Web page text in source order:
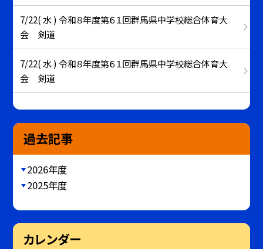
7/22( 水 ) 令和８年度第６１回群馬県中学校総合体育大
会 剣道
7/22( 水 ) 令和８年度第６１回群馬県中学校総合体育大
会 剣道
過去記事
2026年度
2025年度
カレンダー